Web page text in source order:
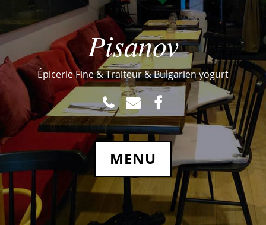
Pisanov
Épicerie Fine & Traiteur & Bulgarien yogurt
TEL MAIL FACEBOOK.COM
MENU